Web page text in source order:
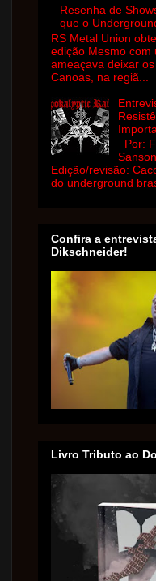
Resenha de
que o
RS Metal Union
edição Mesmo com
ameaçava deixar
Canoas, na regiã...
Importa
Por:
Edição/revisão:
do underground
Confira a
Dikschneider!
Livro Tributo ao